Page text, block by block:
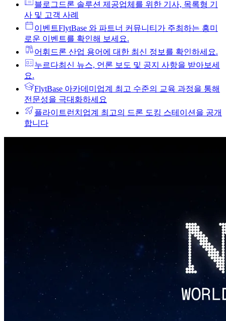
블로그 드론 솔루션 제공업체를 위한 기사, 목록형 기
사 및 고객 사례
이벤트FlytBase 와 파트너 커뮤니티가 주최하는 흥미
로운 이벤트를 확인해 보세요.
어휘 드론 산업 용어에 대한 최신 정보를 확인하세요.
누르다최신 뉴스, 언론 보도 및 공지 사항을 받아보세
요.
FlytBase 아카데미 업계 최고 수준의 교육 과정을 통해
전문성을 극대화하세요
플라이트런치 업계 최고의 드론 도킹 스테이션을 공개
합니다